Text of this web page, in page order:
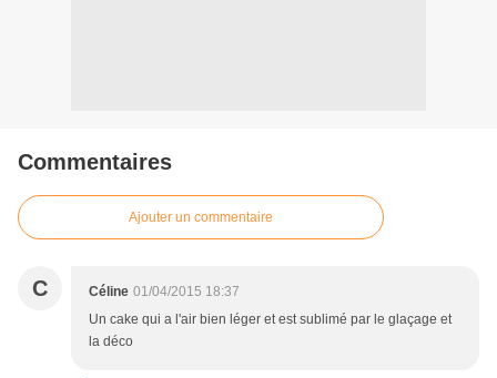
Commentaires
Ajouter un commentaire
C Céline 01/04/2015 18:37
Un cake qui a l'air bien léger et est sublimé par le glaçage et
la déco